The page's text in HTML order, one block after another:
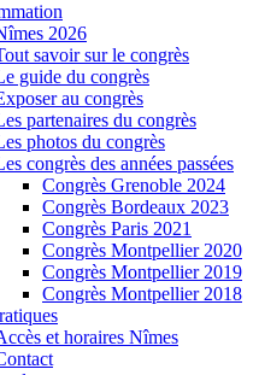
2026
savoir sur le congrès
guide du congrès
au congrès
partenaires du congrès
photos du congrès
congrès des années passées
Congrès Grenoble 2024
Congrès Bordeaux 2023
Congrès Paris 2021
Congrès Montpellier 2020
Congrès Montpellier 2019
Congrès Montpellier 2018
et horaires Nîmes